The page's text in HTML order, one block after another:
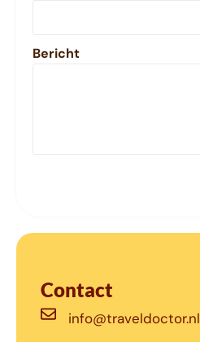
Bericht
Contact
info@traveldoctor.nl